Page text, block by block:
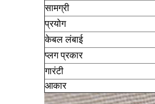
सामग्री
प्रयोग
केबल लंबाई
प्लग प्रकार
गारंटी
आकार